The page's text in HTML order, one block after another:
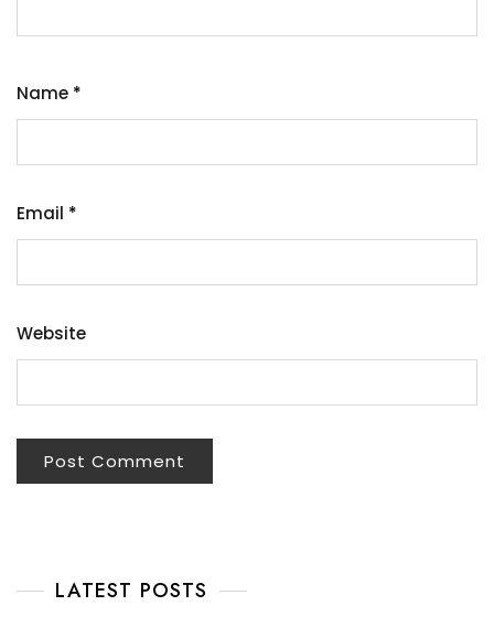
Name *
Email *
Website
LATEST POSTS